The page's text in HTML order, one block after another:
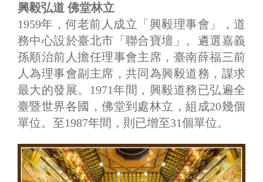
興毅弘道 佛堂林立
1959年，何老前人成立「興毅理事會」，道
務中心設於臺北市「聯合寶壇」。遴選嘉義
孫順治前人擔任理事會主席，臺南薛福三前
人為理事會副主席，共同為興毅道務，謀求
最大的發展。1971年間，興毅道務已弘遍全
臺暨世界各國，佛堂到處林立，組成20幾個
單位。至1987年間，則已增至31個單位。